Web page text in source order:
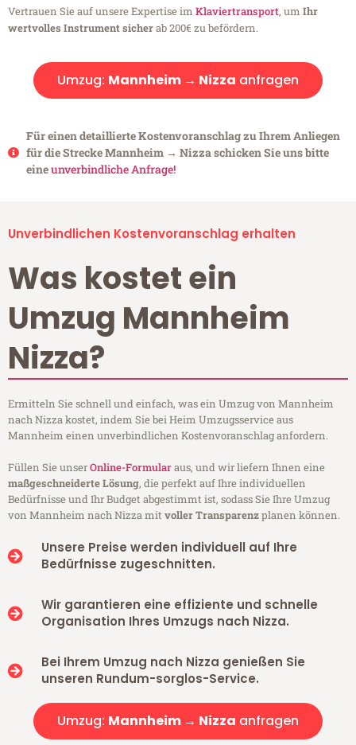
Vertrauen Sie auf unsere Expertise im Klaviertransport, um Ihr
wertvolles Instrument sicherab 200€ zu befördern.
Umzug: Mannheim → Nizza anfragen
Für einen detaillierte Kostenvoranschlag zu Ihrem Anliegen
für die Strecke Mannheim → Nizza schicken Sie uns bitte
eineunverbindliche Anfrage!
Unverbindlichen Kostenvoranschlag erhalten
Was kostet ein
Umzug Mannheim
Nizza?
Ermitteln Sie schnell und einfach, was ein Umzug von Mannheim
nach Nizza kostet, indem Sie bei Heim Umzugsservice aus
Mannheim einen unverbindlichen Kostenvoranschlag anfordern.
Füllen Sie unserOnline-Formularaus, und wir liefern Ihnen eine
maßgeschneiderte Lösung, die perfekt auf Ihre individuellen
Bedürfnisse und Ihr Budget abgestimmt ist, sodass Sie Ihre Umzug
von Mannheim nach Nizza mitvoller Transparenzplanen können.
Unsere Preise werden individuell auf Ihre
Bedürfnisse zugeschnitten.
Wir garantieren eine effiziente und schnelle
Organisation Ihres Umzugs nach Nizza.
Bei Ihrem Umzug nach Nizza genießen Sie
unseren Rundum-sorglos-Service.
Umzug: Mannheim → Nizza anfragen